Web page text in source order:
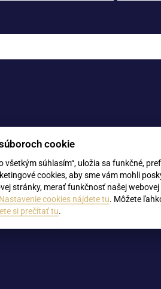
vysvedčenia)
list
zmluvy)
cookie
všetkým súhlasím“, uložia sa funkčné,
cookies, aby sme vám mohli
stránky, merať funkčnosť našej
Nastavenie cookies nájdete tu. Môžete
si prečítať tu.